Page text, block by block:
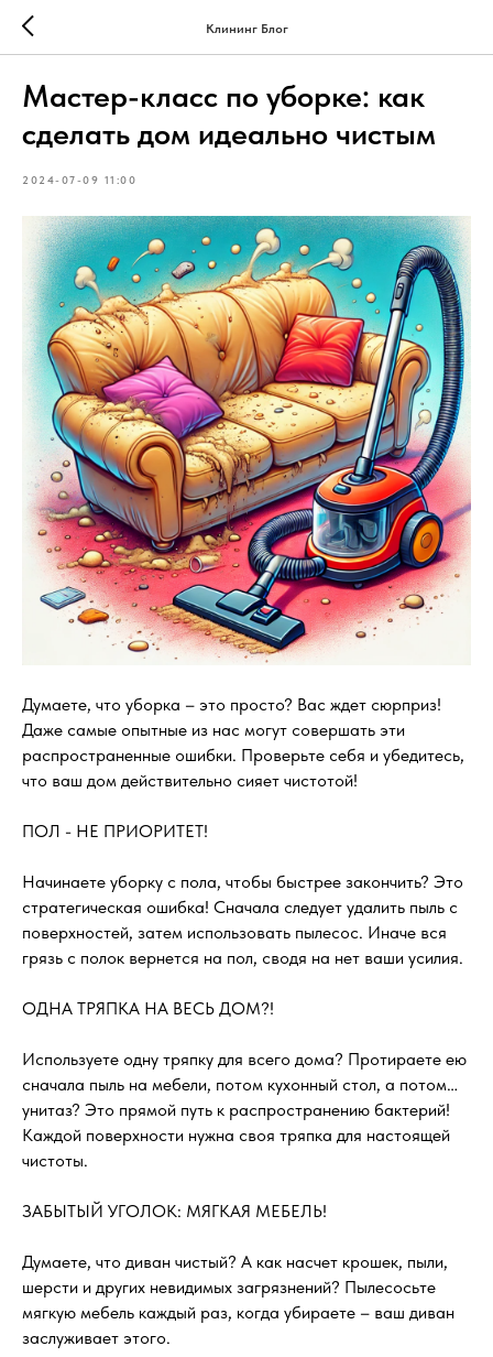
Клининг Блог
Мастер-класс по уборке: как
сделать дом идеально чистым
2024-07-09 11:00
Думаете, что уборка – это просто? Вас ждет сюрприз!
Даже самые опытные из нас могут совершать эти
распространенные ошибки. Проверьте себя и убедитесь,
что ваш дом действительно сияет чистотой!
ПОЛ - НЕ ПРИОРИТЕТ!
Начинаете уборку с пола, чтобы быстрее закончить? Это
стратегическая ошибка! Сначала следует удалить пыль с
поверхностей, затем использовать пылесос. Иначе вся
грязь с полок вернется на пол, сводя на нет ваши усилия.
ОДНА ТРЯПКА НА ВЕСЬ ДОМ?!
Используете одну тряпку для всего дома? Протираете ею
сначала пыль на мебели, потом кухонный стол, а потом…
унитаз? Это прямой путь к распространению бактерий!
Каждой поверхности нужна своя тряпка для настоящей
чистоты.
ЗАБЫТЫЙ УГОЛОК: МЯГКАЯ МЕБЕЛЬ!
Думаете, что диван чистый? А как насчет крошек, пыли,
шерсти и других невидимых загрязнений? Пылесосьте
мягкую мебель каждый раз, когда убираете – ваш диван
заслуживает этого.